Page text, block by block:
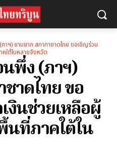
าฯ) ยามยาก สภากาชาดไทย ขอเชิญร่วม
ใต้ในหลายจังหวัด
พึ่ง (ภาฯ)
าดไทย ขอ
งินช่วยเหลือผู้
ที่ภาคใต้ใน